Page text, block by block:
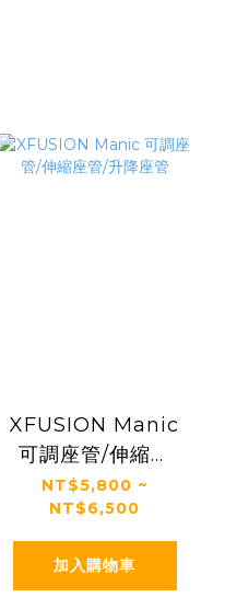
XFUSION Manic
可調座管/伸縮座
管/升降座管
NT$5,800 ~
NT$6,500
加入購物車